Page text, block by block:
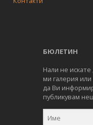
БЮЛЕТИН
Нали не
ми галерия
да Ви
публикувам